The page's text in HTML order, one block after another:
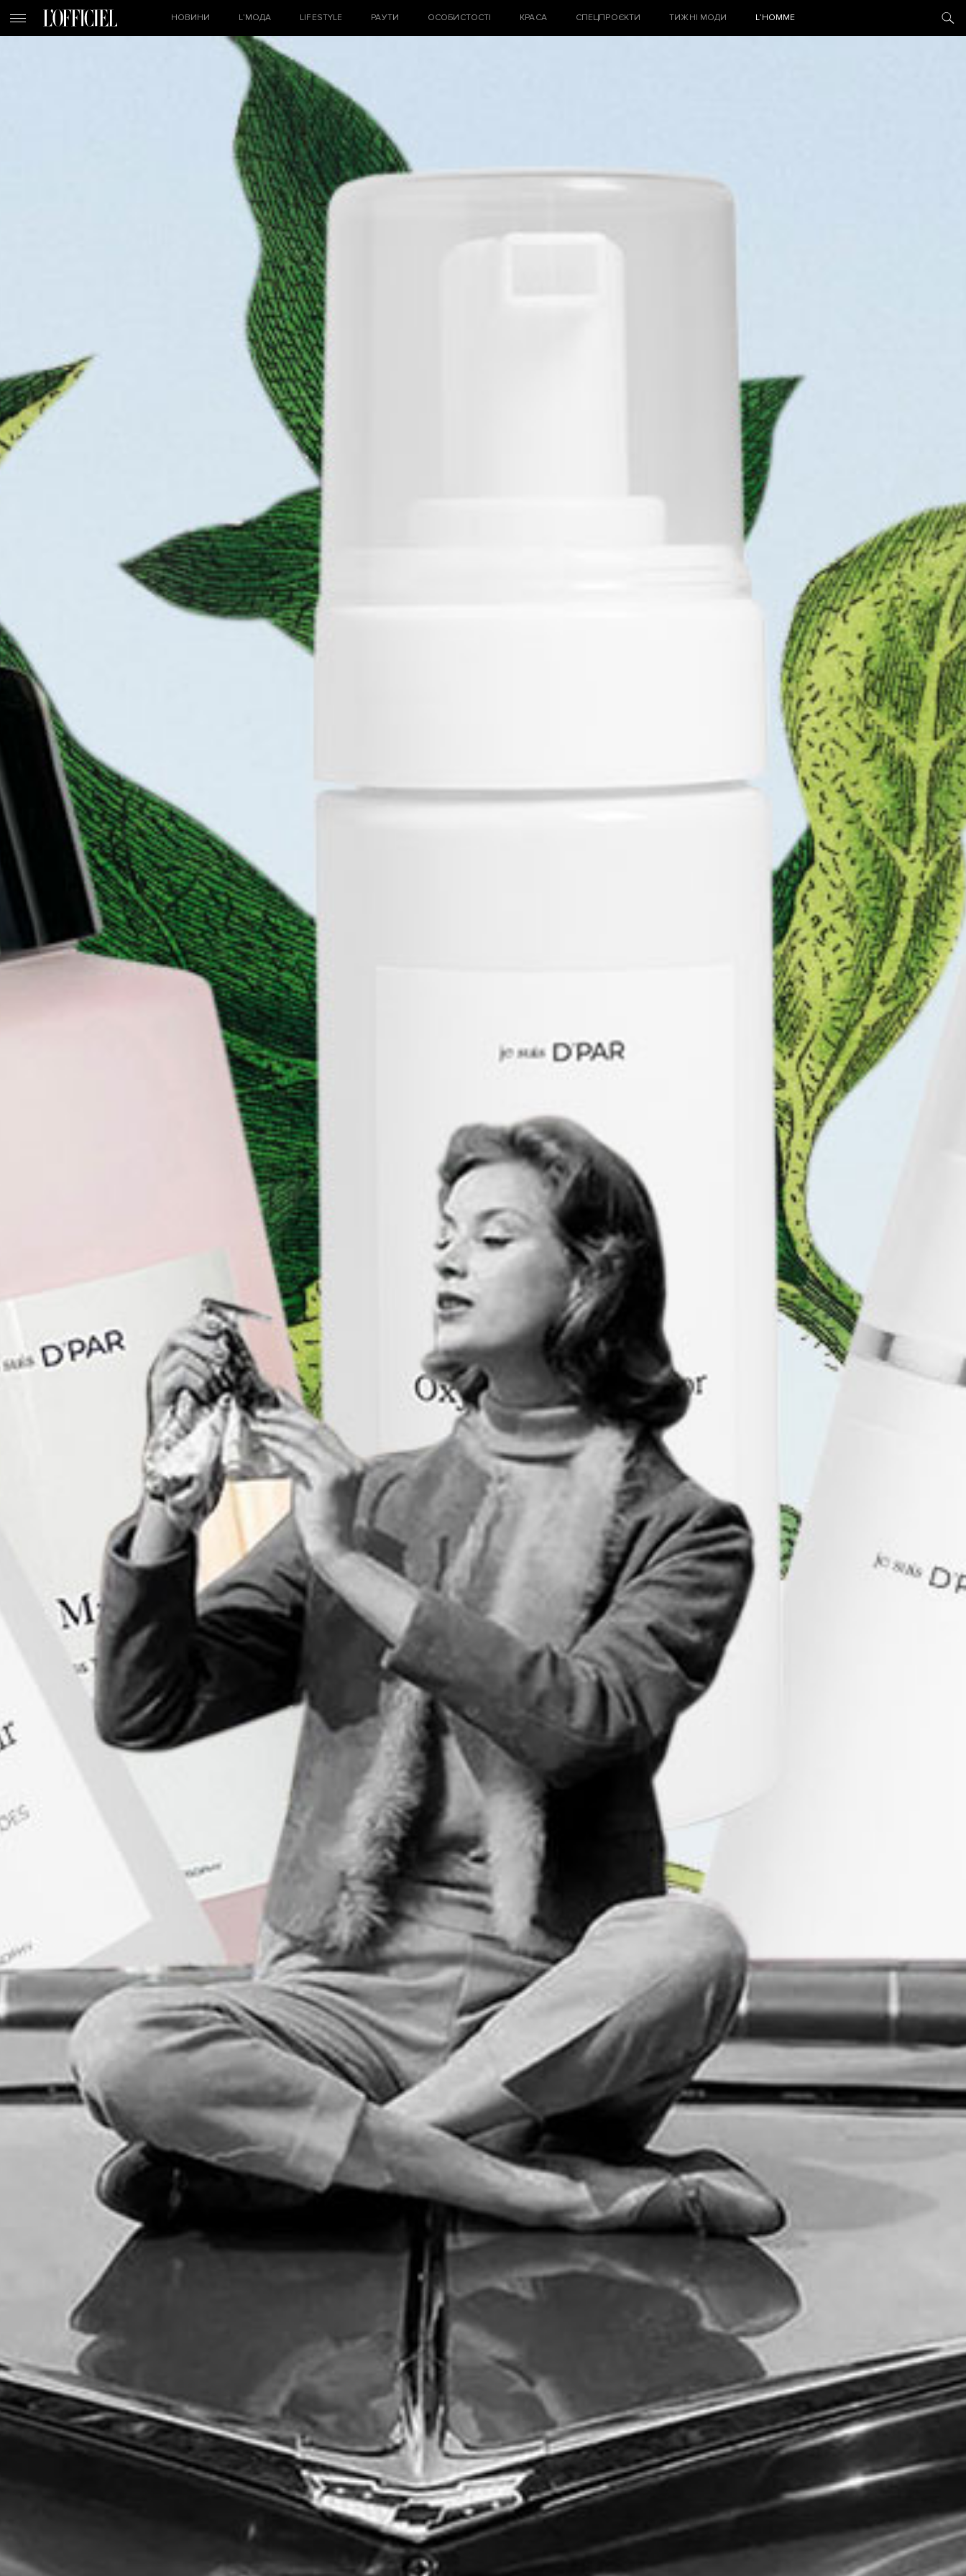
НОВИНИ L’МОДА LIFESTYLE РАУТИ ОСОБИСТОСТІ КРАСА СПЕЦПРОЄКТИ ТИЖНІ МОДИ L’HOMME